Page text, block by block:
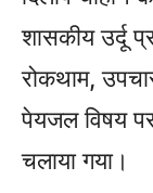
शासकीय उर्दू
रोकथाम,
पेयजल विषय
चलाया गया।